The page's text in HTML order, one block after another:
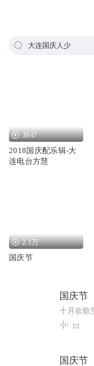
大连国庆人少
3847
2018国庆配乐辑-大
连电台方慧
2.1万
国庆节
国庆节
10
国庆节